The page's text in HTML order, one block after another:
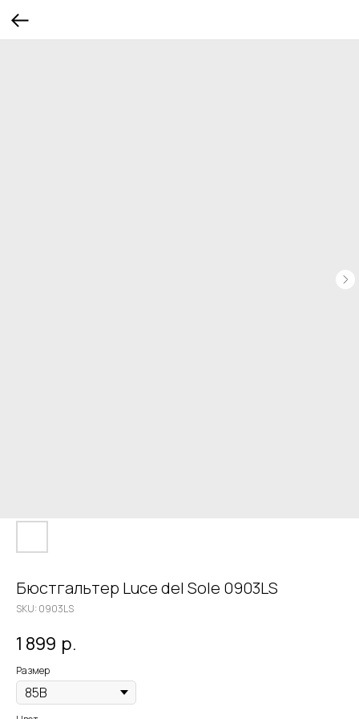
Бюстгальтер Luce del Sole 0903LS
SKU: 0903LS
1 899 р.
Размер